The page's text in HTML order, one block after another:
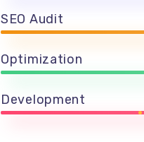
SEO Audit
Optimization
Development